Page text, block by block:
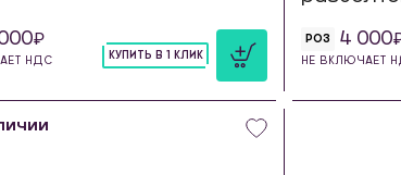
НДС КУПИТЬ В 1 КЛИК
РОЗ 4 000
НЕ ВКЛЮЧАЕТ